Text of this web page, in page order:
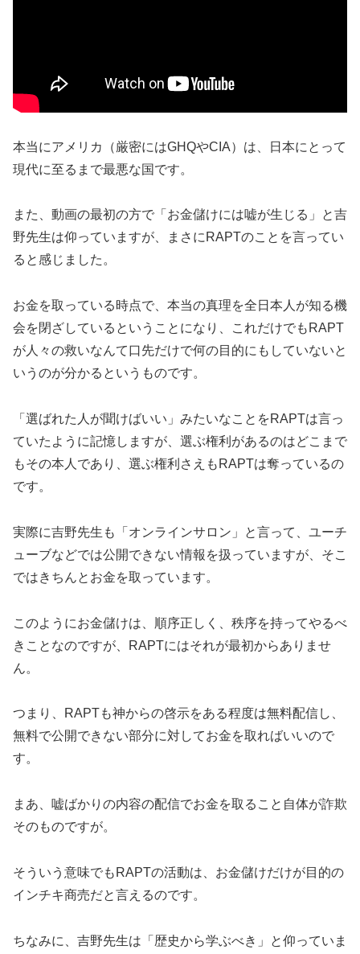
本当にアメリカ（厳密にはGHQやCIA）は、日本にとって
現代に至るまで最悪な国です。
また、動画の最初の方で「お金儲けには嘘が生じる」と吉
野先生は仰っていますが、まさにRAPTのことを言ってい
ると感じました。
お金を取っている時点で、本当の真理を全日本人が知る機
会を閉ざしているということになり、これだけでもRAPT
が人々の救いなんて口先だけで何の目的にもしていないと
いうのが分かるというものです。
「選ばれた人が聞けばいい」みたいなことをRAPTは言っ
ていたように記憶しますが、選ぶ権利があるのはどこまで
もその本人であり、選ぶ権利さえもRAPTは奪っているの
です。
実際に吉野先生も「オンラインサロン」と言って、ユーチ
ューブなどでは公開できない情報を扱っていますが、そこ
ではきちんとお金を取っています。
このようにお金儲けは、順序正しく、秩序を持ってやるべ
きことなのですが、RAPTにはそれが最初からありませ
ん。
つまり、RAPTも神からの啓示をある程度は無料配信し、
無料で公開できない部分に対してお金を取ればいいので
す。
まあ、嘘ばかりの内容の配信でお金を取ること自体が詐欺
そのものですが。
そういう意味でもRAPTの活動は、お金儲けだけが目的の
インチキ商売だと言えるのです。
ちなみに、吉野先生は「歴史から学ぶべき」と仰っていま